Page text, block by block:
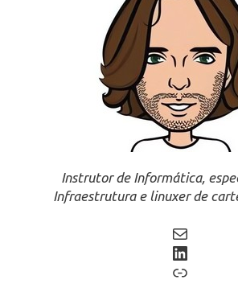
Instrutor de Informática,
Infraestrutura e linuxer de
Mail
LinkedIn
Link